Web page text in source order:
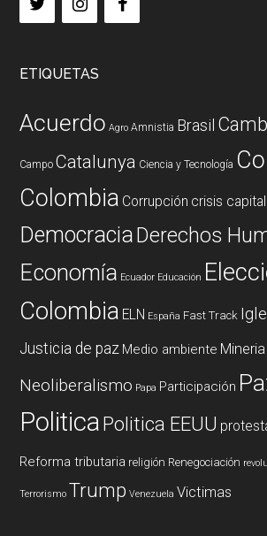
ETIQUETAS
Acuerdo Agro Amnistia Brasil
Campo Catalunya Ciencia y Tecnología
Colombia Corrupción crisis
DemocraciaDerechos
Economía Ecuador Educación
Colombia ELN España Fast Track
Justicia de paz Medio ambiente Mineria
Neoliberalismo Papa Participación
PoliticaPolitica EEUU
Reforma tributaria religión Renegociación
Terrorismo Trump Venezuela Victimas